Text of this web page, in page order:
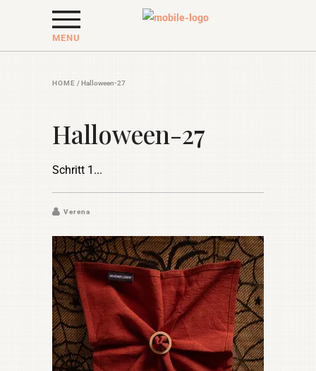
MENU
HOME /Halloween-27
Halloween-27
Schritt 1
Verena